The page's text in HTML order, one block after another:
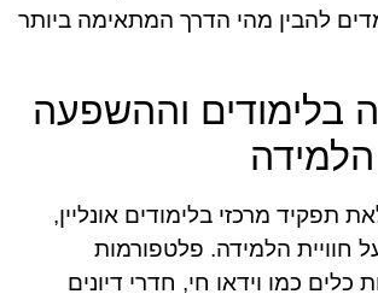
להבין מהי הדרך המתאימה ביותר
בלימודים וההשפעה
הלמידה
תפקיד מרכזי בלימודים אונליין,
חוויית הלמידה. פלטפורמות
כמו וידאו חי, חדרי דיונים